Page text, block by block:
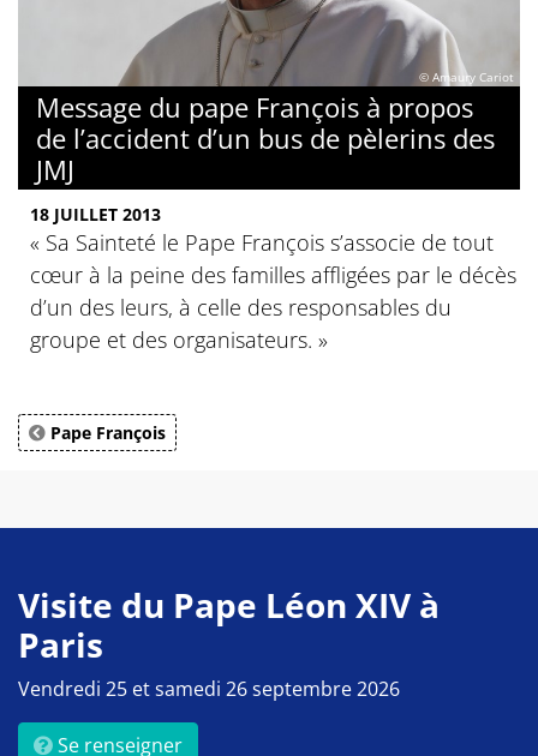
© Amaury Cariot
Message du pape François à propos
de l’accident d’un bus de pèlerins des
JMJ
18 JUILLET 2013
« Sa Sainteté le Pape François s’associe de tout
cœur à la peine des familles affligées par le décès
d’un des leurs, à celle des responsables du
groupe et des organisateurs. »
Pape François
Visite du Pape Léon XIV à
Paris
Vendredi 25 et samedi 26 septembre 2026
Se renseigner